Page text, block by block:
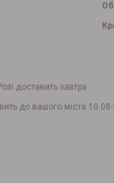
доставить завтра
до вашого міста